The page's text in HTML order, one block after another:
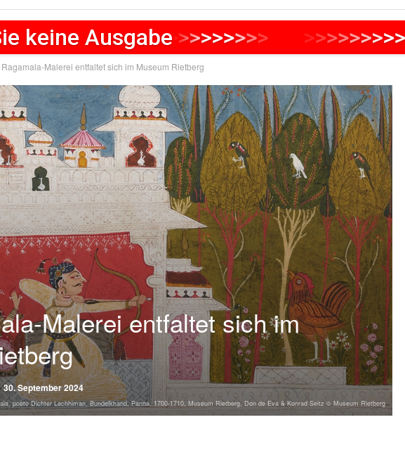
keine Ausgabe>>>>>>>>> >>>>>>>>
Malerei entfaltet sich im Museum Rietberg
Malerei entfaltet sich im
30. September 2024
poète Dichter Lachhiman, Bundelkhand, Panna, 1700-1710, Museum Rietberg, Don de Eva & Konrad Seitz © Museum Rietberg